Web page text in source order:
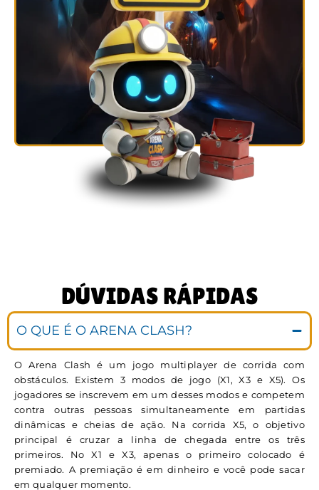
DÚVIDAS RÁPIDAS
O QUE É O ARENA CLASH?
O Arena Clash é um jogo multiplayer de corrida com
obstáculos. Existem 3 modos de jogo (X1, X3 e X5). Os
jogadores se inscrevem em um desses modos e competem
contra outras pessoas simultaneamente em partidas
dinâmicas e cheias de ação. Na corrida X5, o objetivo
principal é cruzar a linha de chegada entre os três
primeiros. No X1 e X3, apenas o primeiro colocado é
premiado. A premiação é em dinheiro e você pode sacar
em qualquer momento.